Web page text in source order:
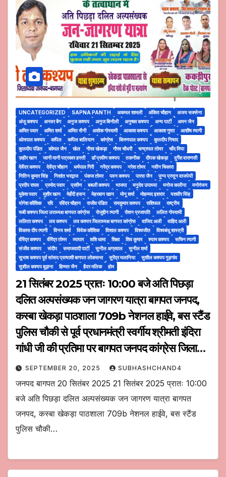
UNCATEGORIZED SAPNA PANTH अकमल शामली अंकित चौहान
अजय सक्सेना
अंजू कश्यप
अनवर बैग अनुज कश्यप अनुज बिनौली अनुष्का कश्यप अन्य पार्टी
अमन जैन
अमित पवार
अमित शर्मा अमित सैनी अशोक गोस्वामी आकाश कश्यप आकाश गुप्ता
आशीष त्यागी
ओमपाल कश्यप
कपिल कपिल बालियान कांग्रेस किरणपाल कश्यप
कुलदीप निषाद
कुलदीप पंडित
कोमल जैन खेल गौरव खेकड़ा गौरव चौधरी चन्द्रमल तोमर
चाँद मिया
ज़हीर खान
जानी मानी पत्रकार हस्ती डॉ प्रवीण कश्यप तकनीक दीपक खेकड़ा
दुर्गेश वाराणसी
देवेंदर कश्यप
देवेंद्र चौहान धर्मपाल गिरी नरेंद्र कश्यप नरेश तोमर
नवीन चिकारा
नितिन कुमार सिंह
निशांत भरद्वाज पंकज तोमर पवन कश्यप पारस जैन
पुण्य प्रसून वाजपेयी
प्रदीप राघव
प्रमोद पवार प्रवीण बबली कश्यप भाजपा मनुदेव उपाध्या मनोज कलीना
मनोरंजन
मुकेश पवार
मुशीर खान मेहँदी हसन मेहरबान खान मोनू शर्मा मोहम्मद इशरार
यशवीर सिंह
योगेश कौशिक
रवि रविंदर चौहान राजीव पंडित रामकुमार कश्यप राशिफल
राष्ट्रीय
रूबी कश्यप जिला उपाध्यक्ष बागपत कांग्रेस
रोजुद्दीन त्यागी रोशन प्रजापति
ललित गोस्वामी
ललिता कश्यप
लव कश्यप लव कश्यप जिलाध्यक्ष बागपत कांग्रेस वाजिद अली
वाहिद अली
विकास दीप त्यागी
विनय शर्मा विवेक कौशिक विशाल कश्यप विश्वजीत
विश्वबंधु शास्त्री
वीरेंद्र कश्यप
वीरेंद्र तोमर व्यापार शशि धामा शिक्षा शिव कुमार श्याम कश्यप
सचिन त्यागी
संजीव कश्यप
संदीप समाजवादी पार्टी सुनील अग्रवाल
सुनील शर्मा
सुभाष कश्यप पूर्व सांसद प्रत्याशी बागपत लोकसभा
सुरेंद्र मलानिया
सुशील कश्यप गुड़गांव
सुशील कश्यप बुढ़ाना
हिम्मत जैन हैदर मलिक होम
21 सितंबर 2025 प्रातः 10:00 बजे अति पिछड़ा
दलित अल्पसंख्यक जन जागरण यात्रा बागपत जनपद,
कस्बा खेकड़ा पाठशाला 709b नेशनल हाईवे, बस स्टैंड
पुलिस चौकी से पूर्व प्रधानमंत्री स्वर्गीय श्रीमती इंदिरा
गांधी जी की प्रतिमा पर बागपत जनपद कांग्रेस जिला
अध्यक्ष लव कश्यप के नेतृत्व में तमाम दर्जनों कांग्रेसी द्वारा
माल्या अर्पण कर अपनी अपनी बाइक स्कूटी कार ट्रैक्टर
ट्रॉली ई रिक्शा यानी अपने वहां से चलेंगे।
SEPTEMBER 20, 2025 SUBHASHCHAND4
जनपद बागपत 20 सितंबर 2025 21 सितंबर 2025 प्रातः 10:00
बजे अति पिछड़ा दलित अल्पसंख्यक जन जागरण यात्रा बागपत
जनपद, कस्बा खेकड़ा पाठशाला 709b नेशनल हाईवे, बस स्टैंड
पुलिस चौकी…